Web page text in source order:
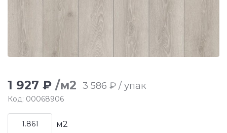
1 927 ₽ /м2 3 586 ₽ / упак
Код: 00068906
м2